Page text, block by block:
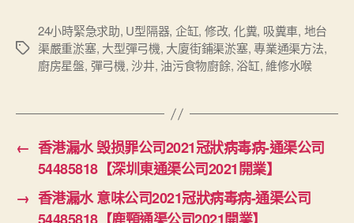
Tags
24小時緊急求助, U型隔器, 企缸, 修改, 化糞, 吸糞車, 地台
渠嚴重淤塞, 大型彈弓機, 大廈街鋪渠淤塞,專業通渠方法,
廚房星盤, 彈弓機,沙井, 油污食物廚餘, 浴缸,維修水喉
← 香港漏水 毁损罪公司2021冠狀病毒病-通渠公司
54485818【深圳東通渠公司2021開業】
→ 香港漏水 意味公司2021冠狀病毒病-通渠公司